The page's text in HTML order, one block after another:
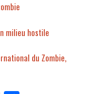
milieu hostile
du Zombie,